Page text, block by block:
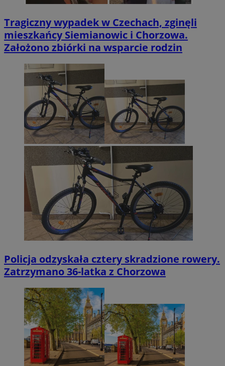
Tragiczny wypadek w Czechach, zginęli
mieszkańcy Siemianowic i Chorzowa.
Założono zbiórki na wsparcie rodzin
Policja odzyskała cztery skradzione rowery.
Zatrzymano 36-latka z Chorzowa